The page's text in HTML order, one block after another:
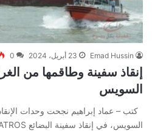
Emad Hussin 23 أبريل، 2024 0
إنقاذ سفينة وطاقمها من
السويس
كتب – عماد إبراهيم نجحت وحدات الإنقاذ
السويس، في إنقاذ سفينة البضائع LABATROS من الغرق…